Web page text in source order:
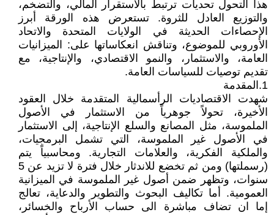
هذا التحول تحديات ترتبط بالاستقرار المالي، والتضخم،
والتوزيع العادل للثروة. تستعرض هذه الورقة أبرز
الإحصاءات الحديثة في الولايات المتحدة والاتحاد
الأوروبي للموضوع، وتناقش انعكاساتها على: الميزانيات
العامة، والاستثمار، والنمو الاقتصادي، والإنتاجية، مع
تقديم توصيات للسياسات العامة.
1.المقدمة
شهدت الاقتصاديات الرأسمالية المتقدمة خلال العقود
الأخيرة، تحولاً جوهرياً من الاستثمار في الأصول
الملموسة، مثل المصانع والسلع الإنتاجية، إلى الاستثمار
في الأصول غير الملموسة، التي تشمل البرمجيات،
والملكية الفكرية، والعلامات التجارية. ومحاسبياً يتم
(رسملتها) ومن ثم تخضع للاندثار خلال فترة لا تزيد عن 5
سنوات، وتظهر ضمن أصول غير الملموسة في الميزانية
العمومية. أما تكاليف البحوث والتطوير والدعاية، تعالج
إما ان تضاف مباشرة الى حساب الأرباح والخسائر،